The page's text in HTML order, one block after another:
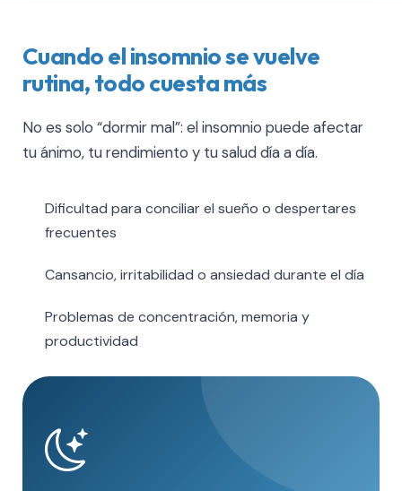
Cuando el insomnio se vuelve
rutina, todo cuesta más
No es solo “dormir mal”: el insomnio puede afectar
tu ánimo, tu rendimiento y tu salud día a día.
Dificultad para conciliar el sueño o despertares
frecuentes
Cansancio, irritabilidad o ansiedad durante el día
Problemas de concentración, memoria y
productividad